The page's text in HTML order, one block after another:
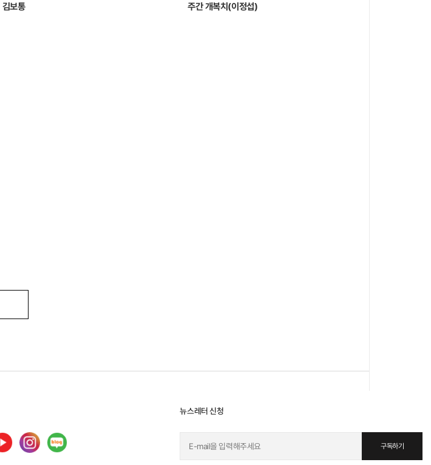
김보통 주간 개복치(이정섭)
뉴스레터 신청
구독하기